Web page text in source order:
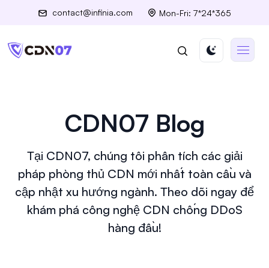
contact@infinia.com Mon-Fri: 7*24*365
CDN07 Blog
Tại CDN07, chúng tôi phân tích các giải
pháp phòng thủ CDN mới nhất toàn cầu và
cập nhật xu hướng ngành. Theo dõi ngay để
khám phá công nghệ CDN chống DDoS
hàng đầu!